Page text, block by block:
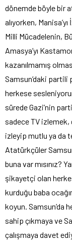
dönemde böyle bir
alıyorken,
Milli Mücadelenin,
Amasya’yı
kazanılmamış
Samsun’daki
herkese
sürede Gazi’nin
sadece TV
izleyip mutlu ya da
Atatürkçüler
buna var mısınız?
şikayetçi olan
kurduğu baba
koyun. Samsun’da
sahip çıkmaya ve
çalışmaya davet